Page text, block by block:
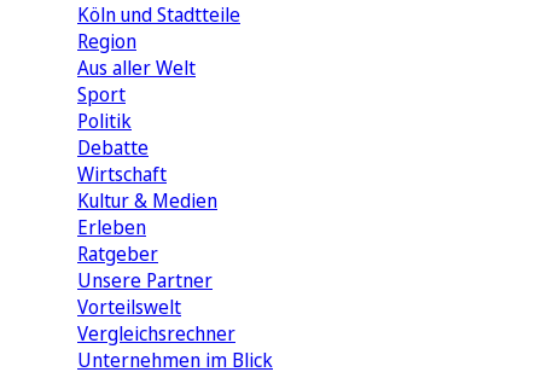
Köln und Stadtteile
Region
Aus aller Welt
Sport
Politik
Debatte
Wirtschaft
Kultur & Medien
Erleben
Ratgeber
Unsere Partner
Vorteilswelt
Vergleichsrechner
Unternehmen im Blick